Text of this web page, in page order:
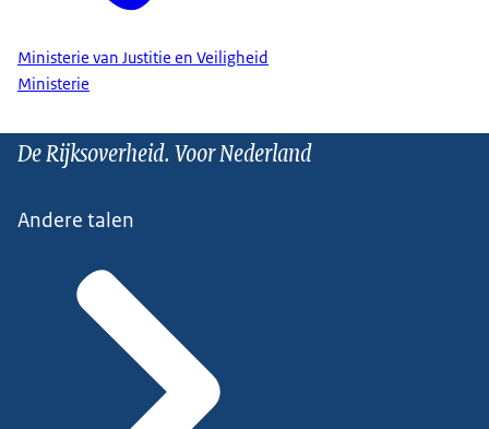
Ministerie van Justitie en Veiligheid
Ministerie
De Rijksoverheid. Voor Nederland
Andere talen